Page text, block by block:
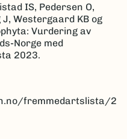
IS, Pedersen O,
J, Westergaard KB og
Vurdering av
Norge med
2023.
fremmedartslista/2